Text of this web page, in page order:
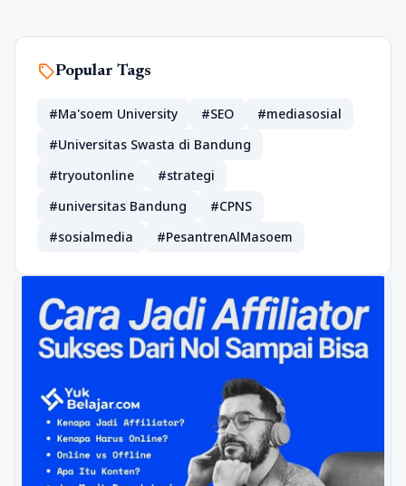
sellPopular Tags
#Ma'soem University #SEO
#mediasosial
#Universitas Swasta di Bandung
#tryoutonline
#strategi
#universitas Bandung
#CPNS
#sosialmedia
#PesantrenAlMasoem